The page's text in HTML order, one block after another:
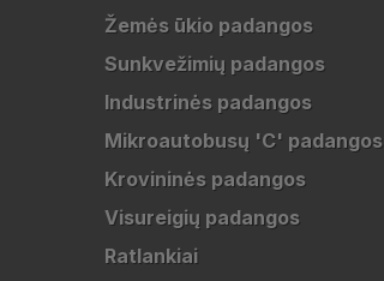
Žemės ūkio padangos
Sunkvežimių padangos
Industrinės padangos
Mikroautobusų 'C' padangos
Krovininės padangos
Visureigių padangos
Ratlankiai